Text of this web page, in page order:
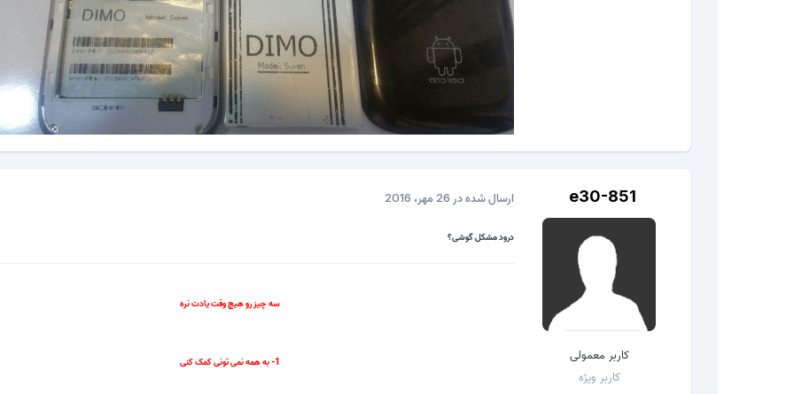
e30-851
کاربر معمولی
کاربر ویژه
ارسال شده در 26 مهر، 2016
درود مشکل گوشی؟
سه چیز رو هیچ وقت یادت نره
1- به همه نمی تونی کمک کنی